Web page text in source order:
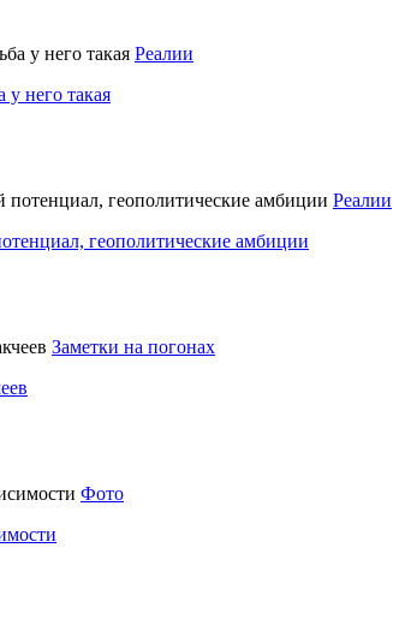
Реалии
него такая
Реалии
геополитические амбиции
Заметки на погонах
Фото